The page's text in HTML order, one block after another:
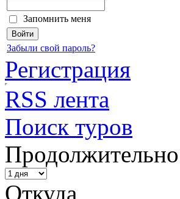
Запомнить меня
Забыли свой пароль?
Регистрация
RSS лента
Поиск туров
Откуда